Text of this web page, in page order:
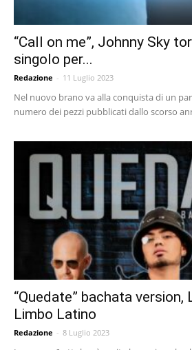
“Call on me”, Johnny Sky
singolo per...
Redazione - 11 Luglio 2023
Nel nuovo brano va alla conquista di un
numero dei pezzi pubblicati dallo scorso
“Quedate” bachata version,
Limbo Latino
Redazione - 8 Luglio 2023